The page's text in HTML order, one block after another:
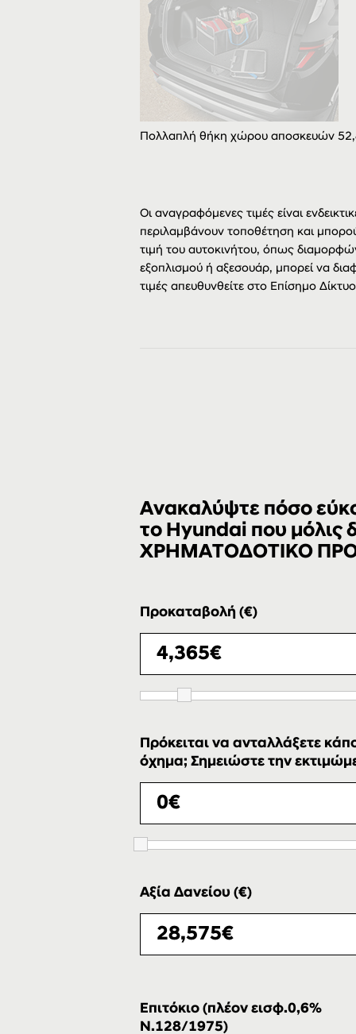
Πολλαπλή θήκη χώρου αποσκευών
Οι αναγραφόμενες τιμές είναι
περιλαμβάνουν τοποθέτηση και
τιμή του αυτοκινήτου, όπως
εξοπλισμού ή αξεσουάρ, μπορεί να
τιμές απευθυνθείτε στο Επίσημο
Ανακαλύψτε πόσο
το Hyundai που μόλις
ΧΡΗΜΑΤΟΔΟΤΙΚΟ
Προκαταβολή (€)
Πρόκειται να ανταλλάξετε
όχημα; Σημειώστε την
Αξία Δανείου (€)
Επιτόκιο (πλέον εισφ.0,6%
Ν.128/1975)